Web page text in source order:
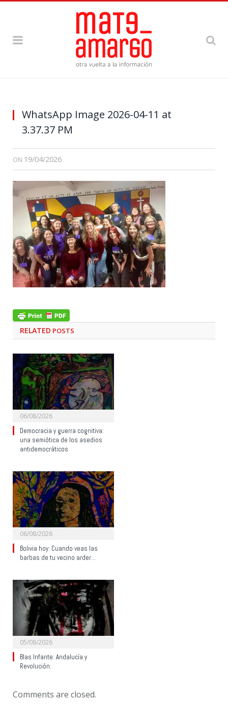
WhatsApp Image 2026-04-11 at
3.37.37 PM
ON 19/04/2026
RELATED POSTS
06/08/2026
Democracia y guerra cognitiva:
una semiótica de los asedios
antidemocráticos
06/08/2026
Bolivia hoy: Cuando veas las
barbas de tu vecino arder…
05/08/2026
Blas Infante: Andalucía y
Revolución.
Comments are closed.